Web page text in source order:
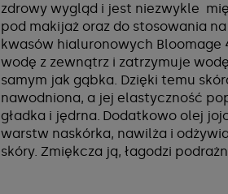
zdrowy wygląd i jest niezwykle
pod makijaż oraz do stosowania
kwasów hialuronowych Bloomage
wodę z zewnątrz i zatrzymuje
samym jak gąbka. Dzięki temu
nawodniona, a jej elastyczność
gładka i jędrna. Dodatkowo olej
warstw naskórka, nawilża i
skóry. Zmiękcza ją, łagodzi